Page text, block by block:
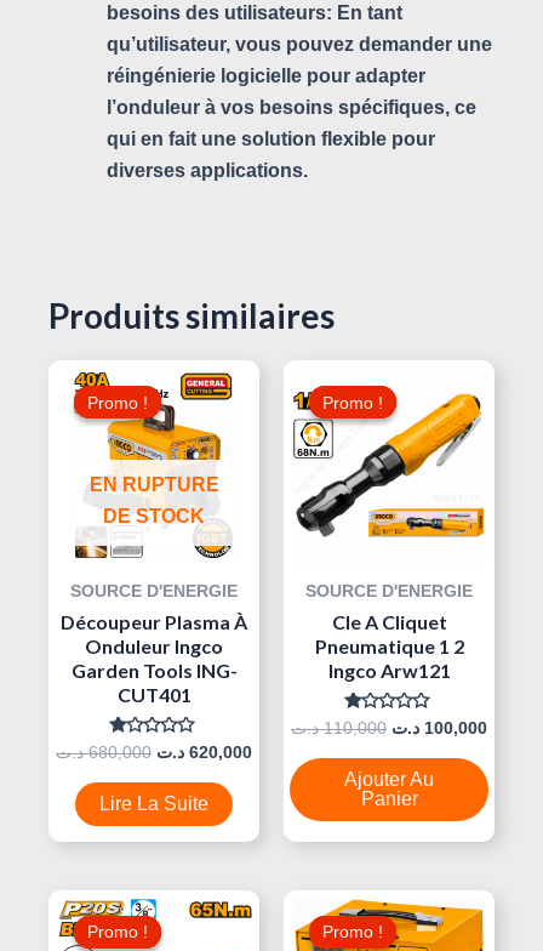
besoins des utilisateurs: En tant
qu’utilisateur, vous pouvez demander une
réingénierie logicielle pour adapter
l’onduleur à vos besoins spécifiques, ce
qui en fait une solution flexible pour
diverses applications.
Produits similaires
Promo !
EN RUPTURE
DE STOCK
Promo !
SOURCE D'ENERGIE
Découpeur Plasma À
Onduleur Ingco
Garden Tools ING-
CUT401
Note
Sur
5
680,000 د.ت
Prix
Initial
Était :
620,000 د.ت
Le
Actuel
Lire La Suite
Promo !
Promo !
SOURCE D'ENERGIE
Cle A Cliquet
Pneumatique 1 2
Ingco Arw121
Note
Sur
5
110,000 د.ت
Prix
Initial
Était :
100,000 د.ت
Le
Ajouter Au
Panier
Promo !
Promo !
Le
Prix
Initial
Le
Prix
Actuel
Promo !
Promo !
Le
Prix
Initial
Le